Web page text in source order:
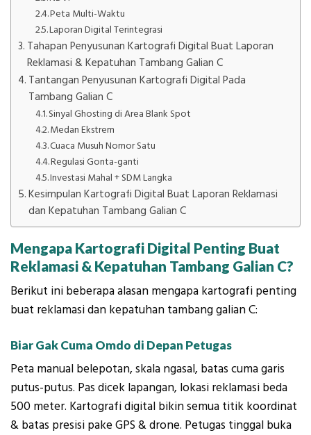
Peta Multi-Waktu
Laporan Digital Terintegrasi
Tahapan Penyusunan Kartografi Digital Buat Laporan
Reklamasi & Kepatuhan Tambang Galian C
Tantangan Penyusunan Kartografi Digital Pada
Tambang Galian C
Sinyal Ghosting di Area Blank Spot
Medan Ekstrem
Cuaca Musuh Nomor Satu
Regulasi Gonta-ganti
Investasi Mahal + SDM Langka
Kesimpulan Kartografi Digital Buat Laporan Reklamasi
dan Kepatuhan Tambang Galian C
Mengapa Kartografi Digital Penting Buat
Reklamasi & Kepatuhan Tambang Galian C?
Berikut ini beberapa alasan mengapa kartografi penting
buat reklamasi dan kepatuhan tambang galian C:
Biar Gak Cuma Omdo di Depan Petugas
Peta manual belepotan, skala ngasal, batas cuma garis
putus-putus. Pas dicek lapangan, lokasi reklamasi beda
500 meter. Kartografi digital bikin semua titik koordinat
& batas presisi pake GPS & drone. Petugas tinggal buka